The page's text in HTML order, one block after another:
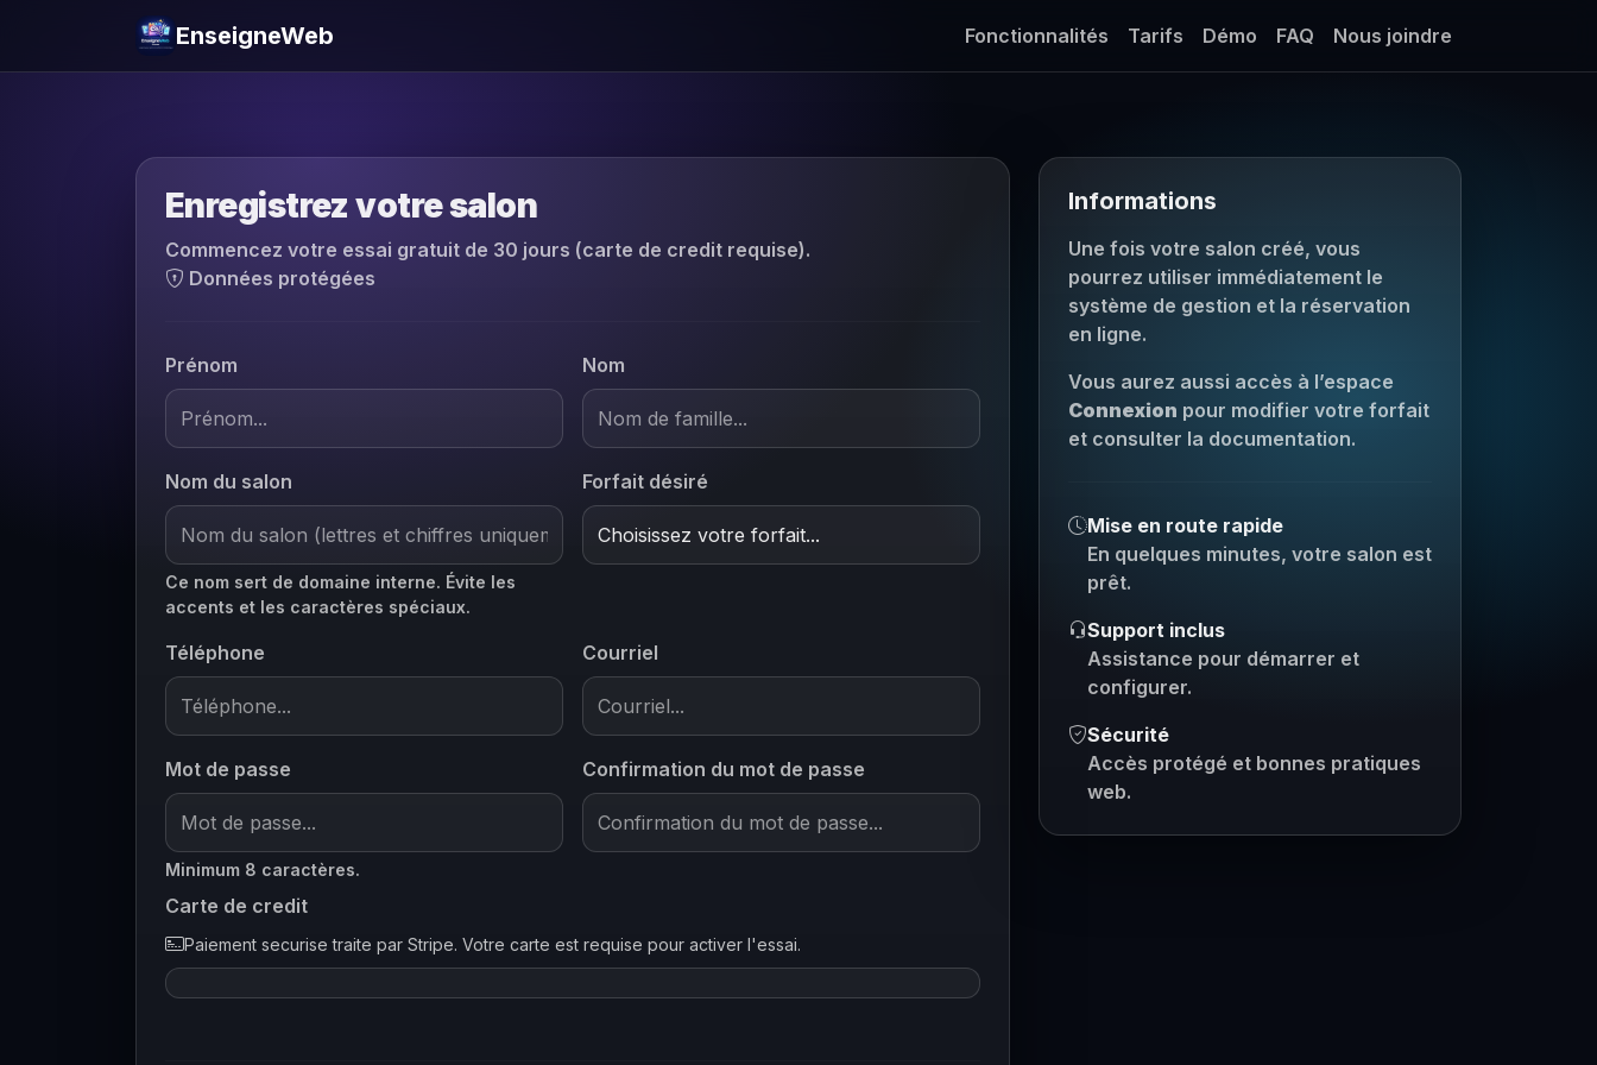
EnseigneWeb Fonctionnalités Tarifs Démo FAQ Nous joindre
Enregistrez votre salon
Commencez votre essai gratuit de 30 jours (carte de credit requise).
Données protégées
Prénom Nom
Nom du salon
Ce nom sert de domaine interne. Évite les
accents et les caractères spéciaux.
Forfait désiré
Téléphone Courriel
Mot de passe
Minimum 8 caractères.
Confirmation du mot de passe
Carte de credit
Paiement securise traite par Stripe. Votre carte est requise pour activer l'essai.
Informations
Une fois votre salon créé, vous
pourrez utiliser immédiatement le
système de gestion et la réservation
en ligne.
Vous aurez aussi accès à l’espace
Connexion pour modifier votre forfait
et consulter la documentation.
Mise en route rapide
En quelques minutes, votre salon est
prêt.
Support inclus
Assistance pour démarrer et
configurer.
Sécurité
Accès protégé et bonnes pratiques
web.